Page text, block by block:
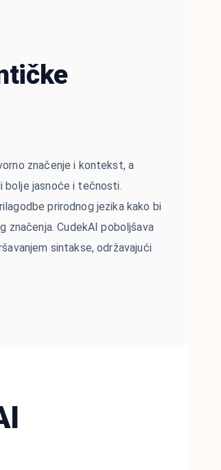
značenje i kontekst, a
bolje jasnoće i tečnosti.
prirodnog jezika kako bi
značenja. CudekAI poboljšava
sintakse, održavajući